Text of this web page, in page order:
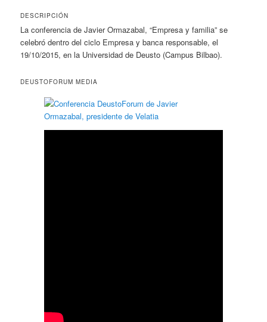
DESCRIPCIÓN
La conferencia de Javier Ormazabal, “Empresa y familia” se
celebró dentro del ciclo Empresa y banca responsable, el
19/10/2015, en la Universidad de Deusto (Campus Bilbao).
DEUSTOFORUM MEDIA